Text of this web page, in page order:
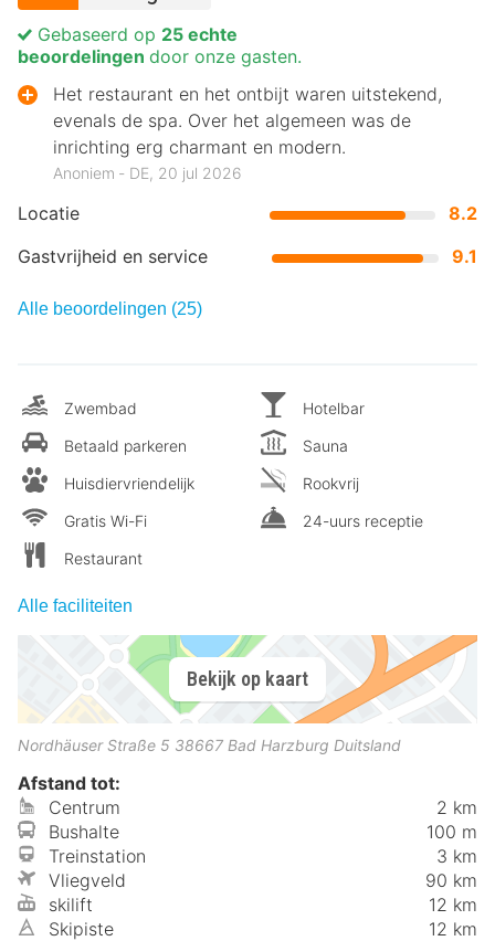
Locatie
8.2
Gastvrijheid en service
9.1
Gebaseerd op 25 echte
beoordelingen door onze gasten.
Het restaurant en het ontbijt waren uitstekend,
evenals de spa. Over het algemeen was de
inrichting erg charmant en modern.
Anoniem ‐ DE, 20 jul 2026
Alle beoordelingen (25)
Zwembad
Betaald parkeren
Huisdiervriendelijk
Gratis Wi-Fi
Restaurant
Hotelbar
Sauna
Rookvrij
24-uurs receptie
Alle faciliteiten
Bekijk op kaart
Nordhäuser Straße 5 38667 Bad Harzburg Duitsland
Afstand tot:
Centrum
2 km
Bushalte
100 m
Treinstation
3 km
Vliegveld
90 km
skilift
12 km
Skipiste
12 km